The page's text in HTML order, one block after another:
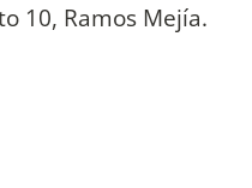
10, Ramos Mejía.